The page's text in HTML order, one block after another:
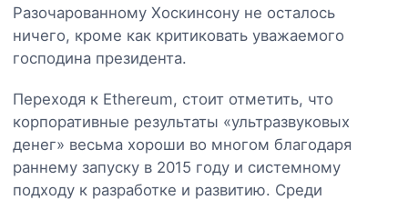
Разочарованному Хоскинсону не осталось
ничего, кроме как критиковать уважаемого
господина президента.
Переходя к Ethereum, стоит отметить, что
корпоративные результаты «ультразвуковых
денег» весьма хороши во многом благодаря
раннему запуску в 2015 году и системному
подходу к разработке и развитию. Среди